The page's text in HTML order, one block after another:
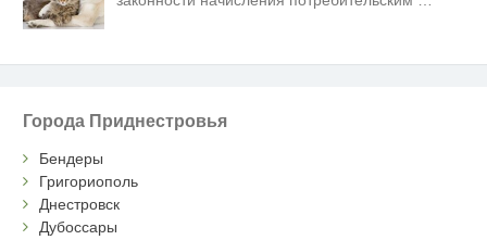
Города Приднестровья
Бендеры
Григориополь
Днестровск
Дубоссары